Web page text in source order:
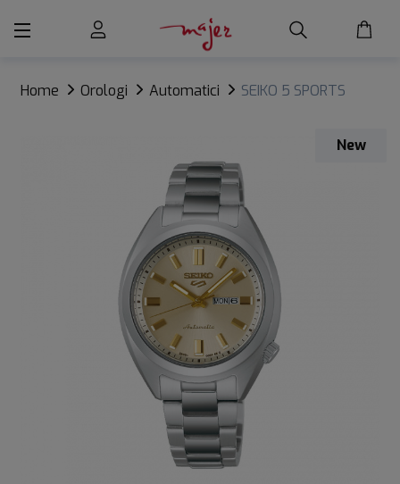
Home Orologi Automatici SEIKO 5 SPORTS
New